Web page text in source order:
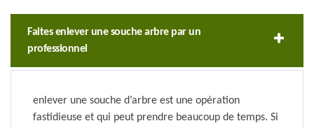
Faites enlever une souche arbre par un
professionnel
enlever une souche d’arbre est une opération
fastidieuse et qui peut prendre beaucoup de temps. Si